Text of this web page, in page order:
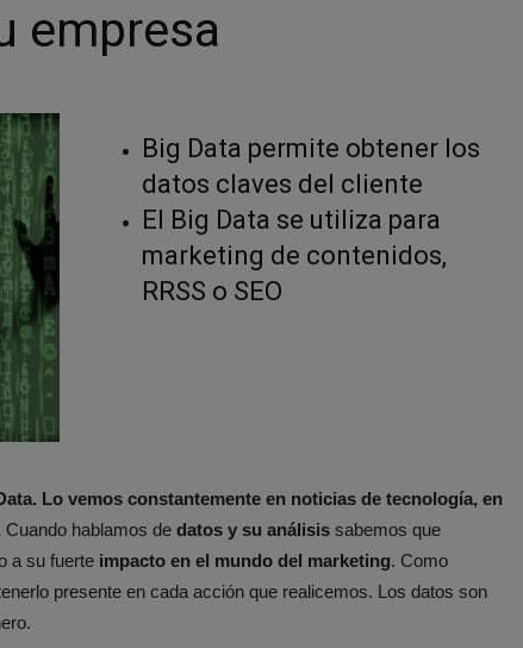
empresa
Big Data permite obtener los
datos claves del cliente
El Big Data se utiliza para
marketing de contenidos,
RRSS o SEO
Lo vemos constantemente en noticias de tecnología, en
Cuando hablamos de datos y su análisis sabemos que
a su fuerte impacto en el mundo del marketing. Como
presente en cada acción que realicemos. Los datos son